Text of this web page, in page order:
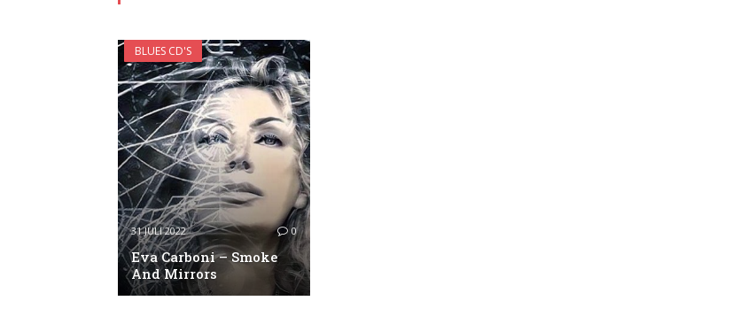
BLUES CD'S
31 JULI 2022 0
Eva Carboni – Smoke
And Mirrors